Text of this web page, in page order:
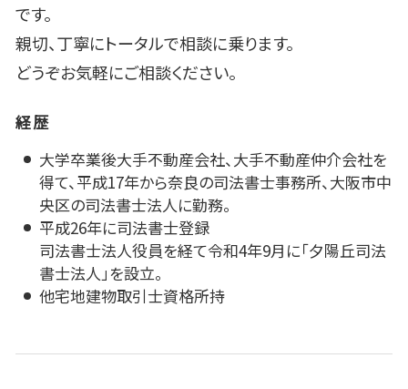
です。
親切、丁寧にトータルで相談に乗ります。
どうぞお気軽にご相談ください。
経歴
大学卒業後大手不動産会社、大手不動産仲介会社を
得て、平成17年から奈良の司法書士事務所、大阪市中
央区の司法書士法人に勤務。
平成26年に司法書士登録
司法書士法人役員を経て令和4年9月に「夕陽丘司法
書士法人」を設立。
他宅地建物取引士資格所持